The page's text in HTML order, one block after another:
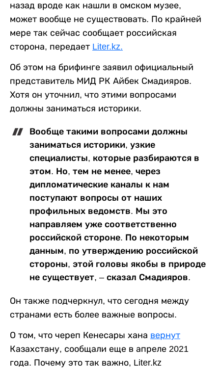
назад вроде как нашли в омском музее,
может вообще не существовать. По крайней
мере так сейчас сообщает российская
сторона, передает Liter.kz.
Об этом на брифинге заявил официальный
представитель МИД РК Айбек Смадияров.
Хотя он уточнил, что этими вопросами
должны заниматься историки.
Вообще такими вопросами должны
заниматься историки, узкие
специалисты, которые разбираются в
этом. Но, тем не менее, через
дипломатические каналы к нам
поступают вопросы от наших
профильных ведомств. Мы это
направляем уже соответственно
российской стороне. По некоторым
данным, по утверждению российской
стороны, этой головы якобы в природе
не существует, – сказал Смадияров.
Он также подчеркнул, что сегодня между
странами есть более важные вопросы.
О том, что череп Кенесары хана вернут
Казахстану, сообщали еще в апреле 2021
года. Почему это так важно, Liter.kz